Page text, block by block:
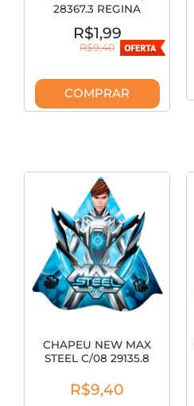
28367.3 REGINA
R$1,99
R$9,40
COMPRAR
CHAPEU NEW MAX
STEEL C/08 29135.8
R$9,40